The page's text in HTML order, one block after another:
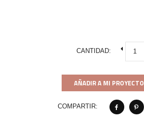
CANTIDAD:
AÑADIR A MI PROYECTO
COMPARTIR: